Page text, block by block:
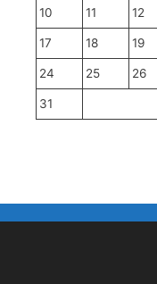
10 11 12
17 18 19
24 25 26
31